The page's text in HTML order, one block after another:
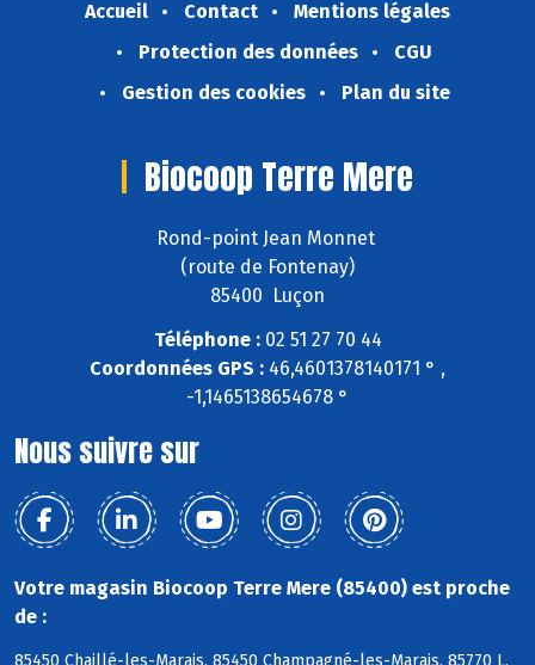
Accueil Contact
Mentions légales
Protection des données
CGU
Gestion des cookies
Plan du site
Biocoop Terre Mere
Rond-point Jean Monnet
(route de Fontenay)
85400 Luçon
Téléphone :02 51 27 70 44
Coordonnées GPS : 46,4601378140171 ° ,
-1,1465138654678 °
Nous suivre sur
Votre magasin Biocoop Terre Mere (85400) est proche
de :
85450 Chaillé-les-Marais, 85450 Champagné-les-Marais, 85770 L,